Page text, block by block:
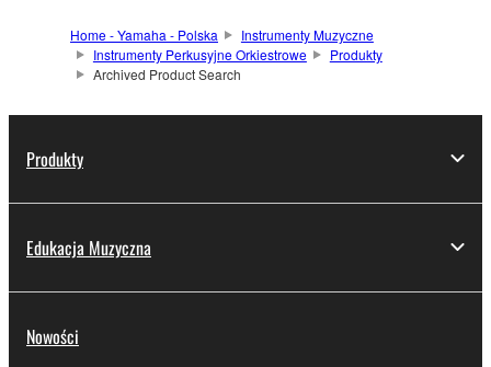
Home - Yamaha - Polska
Instrumenty Muzyczne
Instrumenty Perkusyjne Orkiestrowe
Produkty
Archived Product Search
Produkty
Edukacja Muzyczna
Nowości